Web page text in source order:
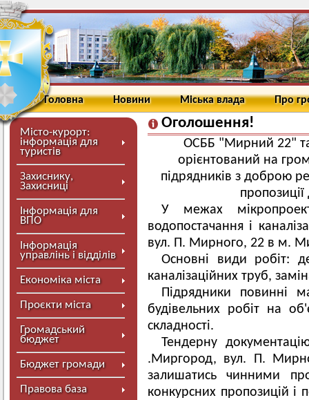
Головна Новини Міська влада Про
Місто-курорт:
інформація для
туристів
Захиснику,
Захисниці
Інформація для
ВПО
Інформація
управлінь і відділів
Економіка міста
Проєкти міста
Громадський
бюджет
Бюджет громади
Правова база
Оголошення!
ОСББ "Мирний 22"
орієнтований на
підрядників з доброю
У межах
водопостачання і
вул. П. Мирного, 22 в м.
Основні види робіт:
каналізаційних труб,
Підрядники повинні
будівельних робіт на
складності.
Тендерну
.Миргород, вул. П.
залишатись чинними
конкурсних пропозицій і